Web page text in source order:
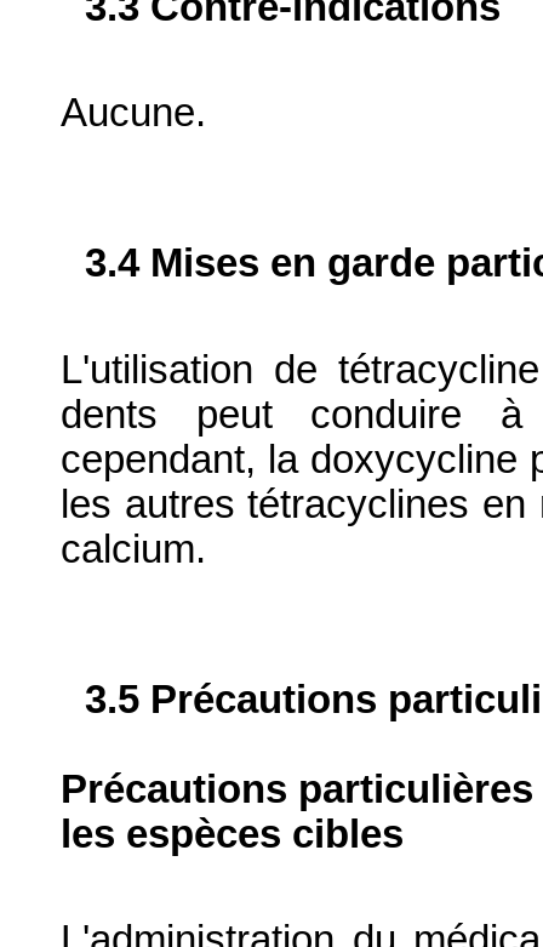
Aucune.
3.4 Mises en garde
L'utilisation de
dents peut conduire à
cependant, la doxycycline
les autres tétracyclines
calcium.
3.5 Précautions
Précautions
les espèces cibles